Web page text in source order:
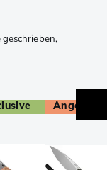
Angebot